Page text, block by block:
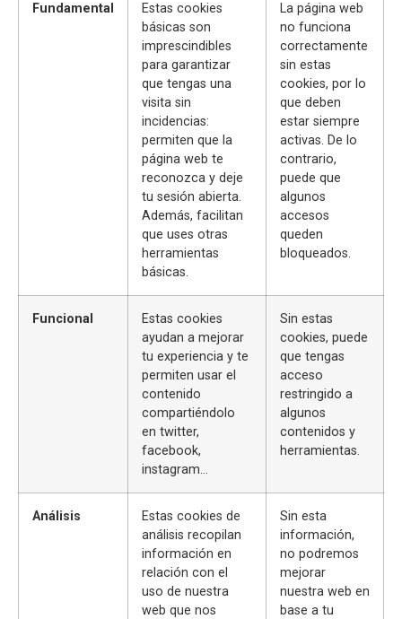
Fundamental
Estas cookies
básicas son
imprescindibles
para garantizar
que tengas una
visita sin
incidencias:
permiten que la
página web te
reconozca y deje
tu sesión abierta.
Además, facilitan
que uses otras
herramientas
básicas.
La página web
no funciona
correctamente
sin estas
cookies, por lo
que deben
estar siempre
activas. De lo
contrario,
puede que
algunos
accesos
queden
bloqueados.
Funcional
Estas cookies
ayudan a mejorar
tu experiencia y te
permiten usar el
contenido
compartiéndolo
en twitter,
facebook,
instagram…
Sin estas
cookies, puede
que tengas
acceso
restringido a
algunos
contenidos y
herramientas.
Análisis
Estas cookies de
análisis recopilan
información en
relación con el
uso de nuestra
web que nos
Sin esta
información,
no podremos
mejorar
nuestra web en
base a tu